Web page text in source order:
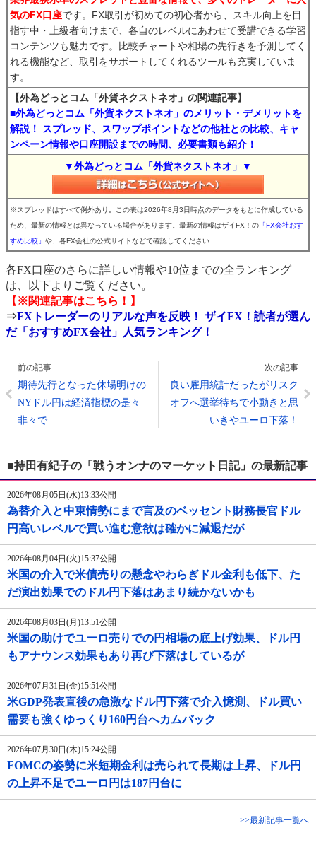
気のFX口座です。FX取引が初めての初心者から、スキル向上を目
指す中・上級者向けまで、各自のレベルにあわせて受講できる学習
コンテンツも魅力です。比較チャートや相場の先行きを予測してく
れる機能など、取引をサポートしてくれるツールも充実していま
す。
【外為どっとコム「外貨ネクストネオ」の関連記事】
■外為どっとコム「外貨ネクストネオ」のメリット・デメリットを
解説！ スプレッド、スワップポイントなどの他社との比較、キャ
ンペーン情報や口座開設までの時間、必要書類も紹介！
▼外為どっとコム「外貨ネクストネオ」▼
※スプレッドはすべて例外あり。この表は2026年8月3日時点のデータをもとに作成している
ため、最新の情報とは異なっている場合があります。最新の情報はザイFX！の 「FX会社おす
すめ比較」 や、各FX会社の公式サイトなどで確認してください
各FX口座のさらに詳しい情報や10位までの全ランキング
は、以下よりご覧ください。
【※関連記事はこちら！】
⇒FXトレーダーのリアルな声を反映！ ザイFX！読者が選ん
だ「おすすめFX会社」人気ランキング！
前の記事
期待先行となった休場明けの
NYドル円は経済指標の是々
非々で
次の記事
良い雇用統計だったがリスク
オフへ選挙待ちで小動きと思
いきやユーロ下落！
■持田有紀子の「戦うオンナのマーケット日記」の最新記事
2026年08月05日(水)13:33公開
為替介入と中東情勢にまで言及のベッセント財務長官ドル
円高いレベルで買い進む意欲は確かに減退だが
2026年08月04日(火)15:37公開
米国の介入で米債売りの懸念やわらぎドル金利も低下、た
だ演出効果でのドル円下落はあまり続かないかも
2026年08月03日(月)13:51公開
米国の助けでユーロ売りでの円相場の底上げ効果、ドル円
もアナウンス効果もあり再び下落はしているが
2026年07月31日(金)15:51公開
米GDP発表直後の急激なドル円下落で介入憶測、ドル買い
需要も強くゆっくり160円台へカムバック
2026年07月30日(木)15:24公開
FOMCの姿勢に米短期金利は売られて長期は上昇、ドル円
の上昇不足でユーロ円は187円台に
>>最新記事一覧へ